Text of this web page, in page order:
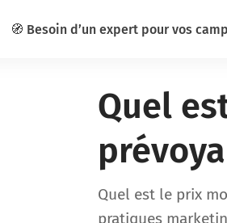
🧭 Besoin d’un expert pour vos
Quel
Quel est le prix
pratiques